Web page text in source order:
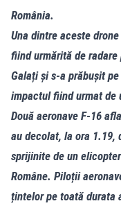
România.
Una dintre aceste
fiind urmărită de
Galați și s-a prăbușit
impactul fiind urmat de
Două aeronave F-16
au decolat, la ora 1.19,
sprijinite de un
Române. Piloții
țintelor pe toată durata